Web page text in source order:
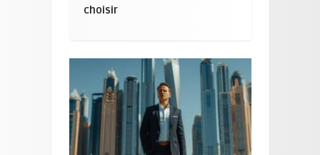
choisir